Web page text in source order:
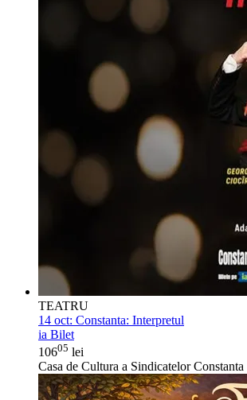
TEATRU
14 oct: Constanta: Interpretul
ia Bilet
10605 lei
Casa de Cultura a Sindicatelor Constanta